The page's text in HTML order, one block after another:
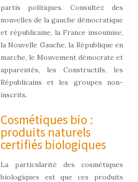
partis politiques. Consultez des
nouvelles de la gauche démocratique
et républicaine, la France insoumise,
la Nouvelle Gauche, la République en
marche, le Mouvement démocrate et
apparentés, les Constructifs, les
Républicains et les groupes non-
inscrits.
Cosmétiques bio :
produits naturels
certifiés biologiques
La particularité des cosmétiques
biologiques est que ces produits